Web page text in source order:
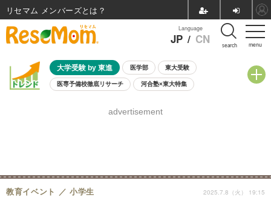
menu
Language
JP / CN search
大学受験 by 東進 医学部 東大受験
医専予備校徹底リサーチ 河合塾×東大特集
8月開催学校説明会・相談会
advertisement
教育イベント 小学生 2025.7.8（火） 19:15
リセマム メンバーズ